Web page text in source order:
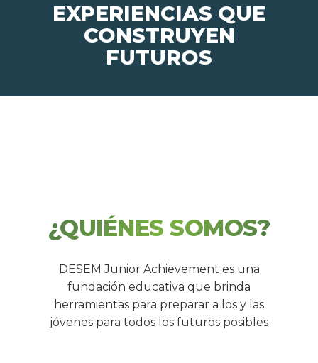
EXPERIENCIAS QUE
CONSTRUYEN
FUTUROS
¿QUIÉNES SOMOS?
DESEM Junior Achievement es una
fundación educativa que brinda
herramientas para preparar a los y las
jóvenes para todos los futuros posibles